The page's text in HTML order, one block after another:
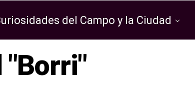
del Campo y la Ciudad
"Borri"